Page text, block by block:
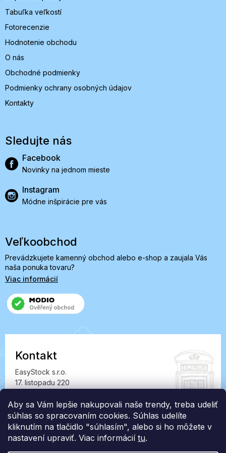
Aby sa Vám lepšie nakupovali naše trendy, treba udeliť
súhlas so spracovaním cookies. Súhlas udelíte
kliknutím na tlačidlo "súhlasím", alebo si ho môžete v
nastavení upraviť. Viac informácií tu.
Tabuľka veľkostí
Fotorecenzie
Hodnotenie obchodu
O nás
Obchodné podmienky
Podmienky ochrany osobných údajov
Kontakty
Sledujte nás
Facebook
Novinky na jednom mieste
Instagram
Módne inšpirácie pre vás
Veľkoobchod
Prevádzkujete kamenný obchod alebo e-shop a zaujala Vás
naša ponuka tovaru?
Viac informácií
Kontakt
EasyStock s.r.o.
17. listopadu 220
IČ: 07727402, DIČ: CZ07727402
info@londonclub.sk